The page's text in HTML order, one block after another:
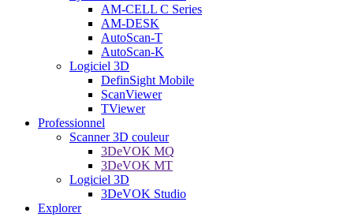
AM-CELL C Series
AM-DESK
AutoScan-T
AutoScan-K
Logiciel 3D
DefinSight Mobile
ScanViewer
TViewer
Professionnel
Scanner 3D couleur
3DeVOK MQ
3DeVOK MT
Logiciel 3D
3DeVOK Studio
Explorer